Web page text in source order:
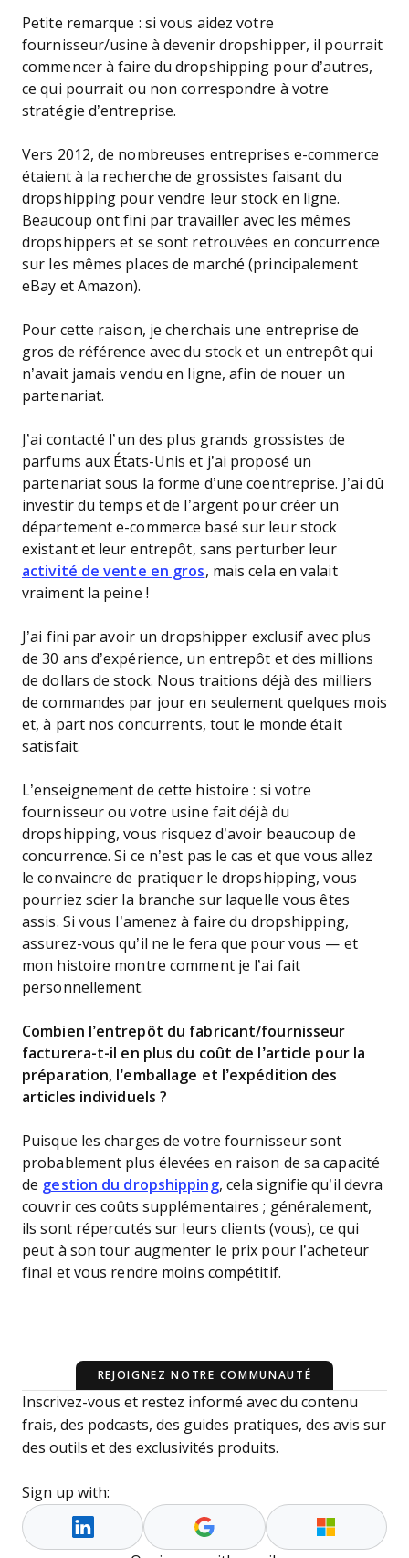
Petite remarque : si vous aidez votre
fournisseur/usine à devenir dropshipper, il pourrait
commencer à faire du dropshipping pour d’autres,
ce qui pourrait ou non correspondre à votre
stratégie d’entreprise.
Vers 2012, de nombreuses entreprises e-commerce
étaient à la recherche de grossistes faisant du
dropshipping pour vendre leur stock en ligne.
Beaucoup ont fini par travailler avec les mêmes
dropshippers et se sont retrouvées en concurrence
sur les mêmes places de marché (principalement
eBay et Amazon).
Pour cette raison, je cherchais une entreprise de
gros de référence avec du stock et un entrepôt qui
n’avait jamais vendu en ligne, afin de nouer un
partenariat.
J’ai contacté l’un des plus grands grossistes de
parfums aux États-Unis et j’ai proposé un
partenariat sous la forme d’une coentreprise. J’ai dû
investir du temps et de l’argent pour créer un
département e-commerce basé sur leur stock
existant et leur entrepôt, sans perturber leur
activité de vente en gros, mais cela en valait
vraiment la peine !
J’ai fini par avoir un dropshipper exclusif avec plus
de 30 ans d’expérience, un entrepôt et des millions
de dollars de stock. Nous traitions déjà des milliers
de commandes par jour en seulement quelques mois
et, à part nos concurrents, tout le monde était
satisfait.
L’enseignement de cette histoire : si votre
fournisseur ou votre usine fait déjà du
dropshipping, vous risquez d’avoir beaucoup de
concurrence. Si ce n’est pas le cas et que vous allez
le convaincre de pratiquer le dropshipping, vous
pourriez scier la branche sur laquelle vous êtes
assis. Si vous l’amenez à faire du dropshipping,
assurez-vous qu’il ne le fera que pour vous — et
mon histoire montre comment je l’ai fait
personnellement.
Combien l’entrepôt du fabricant/fournisseur
facturera-t-il en plus du coût de l’article pour la
préparation, l’emballage et l’expédition des
articles individuels ?
Puisque les charges de votre fournisseur sont
probablement plus élevées en raison de sa capacité
de gestion du dropshipping, cela signifie qu’il devra
couvrir ces coûts supplémentaires ; généralement,
ils sont répercutés sur leurs clients (vous), ce qui
peut à son tour augmenter le prix pour l’acheteur
final et vous rendre moins compétitif.
REJOIGNEZ NOTRE COMMUNAUTÉ
Inscrivez-vous et restez informé avec du contenu
frais, des podcasts, des guides pratiques, des avis sur
des outils et des exclusivités produits.
Sign up with: